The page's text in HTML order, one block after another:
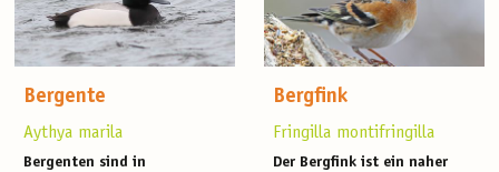
Bergente
Aythya marila
Bergenten sind in
Bergfink
Fringilla montifringilla
Der Bergfink ist ein naher